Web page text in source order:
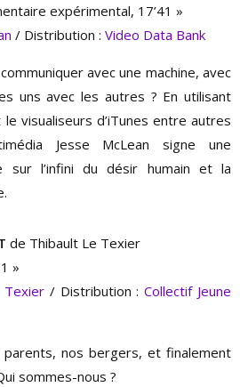
expérimental, 17’41 »
/ Distribution : Video Data Bank
avec une machine, avec
uns avec les autres ? En utilisant
visualiseurs d’iTunes entre autres
Jesse McLean signe une
sur l’infini du désir humain et la
de Thibault Le Texier
»
Texier / Distribution :Collectif Jeune
parents, nos bergers, et finalement
sommes-nous ?